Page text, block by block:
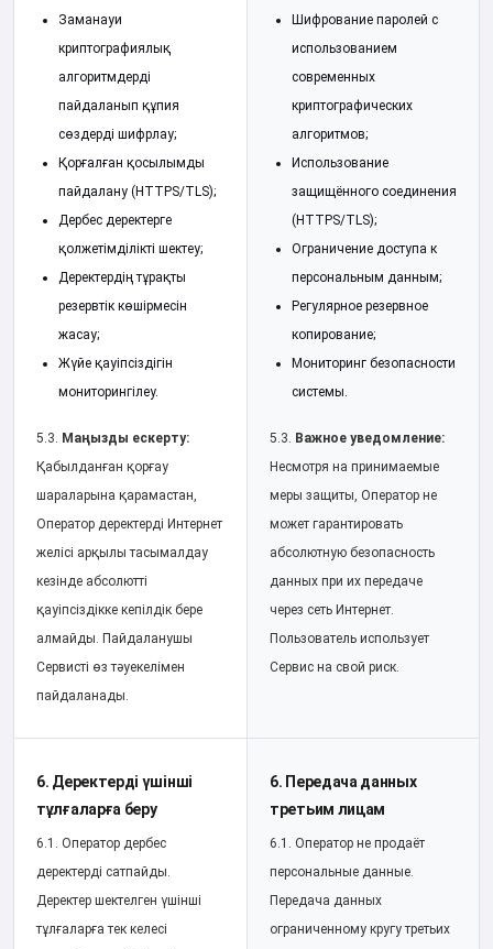
Заманауи
криптографиялық
алгоритмдерді
пайдаланып құпия
сөздерді шифрлау;
Қорғалған қосылымды
пайдалану (HTTPS/TLS);
Дербес деректерге
қолжетімділікті шектеу;
Деректердің тұрақты
резервтік көшірмесін
жасау;
Жүйе қауіпсіздігін
мониторингілеу.
5.3. Маңызды ескерту:
Қабылданған қорғау
шараларына қарамастан,
Оператор деректерді Интернет
желісі арқылы тасымалдау
кезінде абсолютті
қауіпсіздікке кепілдік бере
алмайды. Пайдаланушы
Сервисті өз тәуекелімен
пайдаланады.
Шифрование паролей с
использованием
современных
криптографических
алгоритмов;
Использование
защищённого соединения
(HTTPS/TLS);
Ограничение доступа к
персональным данным;
Регулярное резервное
копирование;
Мониторинг безопасности
системы.
5.3. Важное уведомление:
Несмотря на принимаемые
меры защиты, Оператор не
может гарантировать
абсолютную безопасность
данных при их передаче
через сеть Интернет.
Пользователь использует
Сервис на свой риск.
6. Деректерді үшінші
тұлғаларға беру
6.1. Оператор дербес
деректерді сатпайды.
Деректер шектелген үшінші
тұлғаларға тек келесі
6. Передача данных
третьим лицам
6.1. Оператор не продаёт
персональные данные.
Передача данных
ограниченному кругу третьих